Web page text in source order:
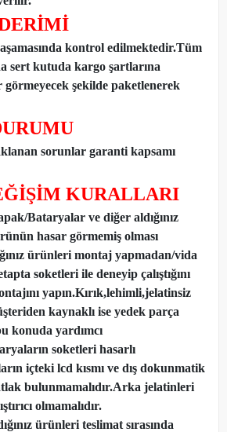
kontrol edilmektedir.Tüm
sert kutuda kargo şartlarına
görmeyecek şekilde paketlenerek
sorunlar garanti kapsamı
KURALLARI
Bataryalar ve diğer aldığınız
hasar görmemiş olması
ürünleri montaj yapmadan/vida
soketleri ile deneyip çalıştığını
yapın.Kırık,lehimli,jelatinsiz
kaynaklı ise yedek parça
konuda yardımcı
soketleri hasarlı
içteki lcd kısmı ve dış dokunmatik
bulunmamalıdır.Arka jelatinleri
olmamalıdır.
ürünleri teslimat sırasında